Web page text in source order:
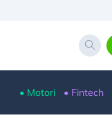
• Motori • Fintech